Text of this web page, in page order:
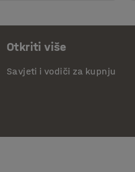
Otkriti više
Savjeti i vodiči za kupnju